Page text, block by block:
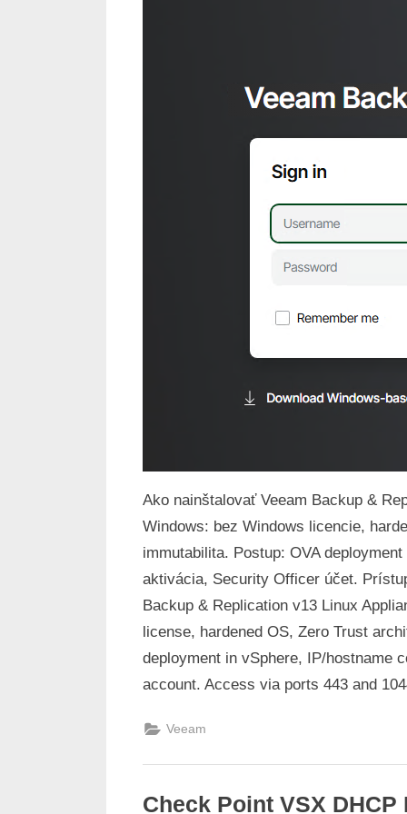
Ako nainštalovať Veeam Backup &
Windows: bez Windows licencie,
immutabilita. Postup: OVA
aktivácia, Security Officer účet.
Backup & Replication v13 Linux
license, hardened OS, Zero Trust
deployment in vSphere, IP/hostname
account. Access via ports 443 and
Veeam
Check Point VSX